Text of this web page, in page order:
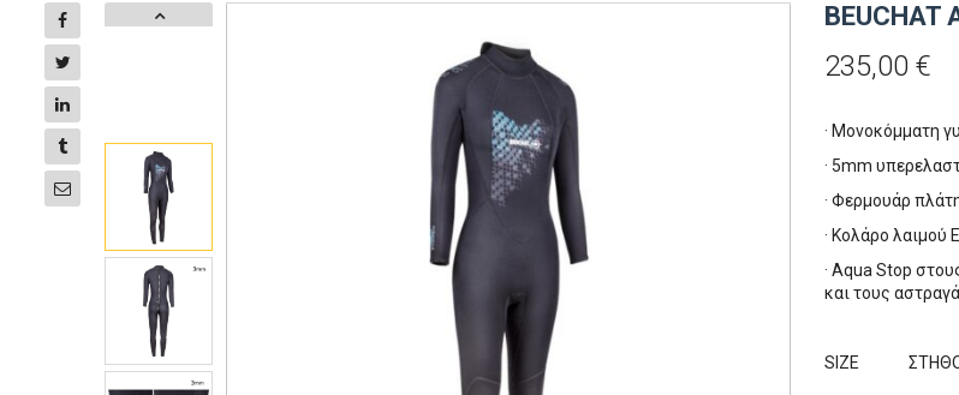
BEUCHAT
235,00€
· Μονοκόμματη
· 5mm
· Φερμουάρ
· Κολάρο λαιμού
· Aqua Stop
και τους
SIZE